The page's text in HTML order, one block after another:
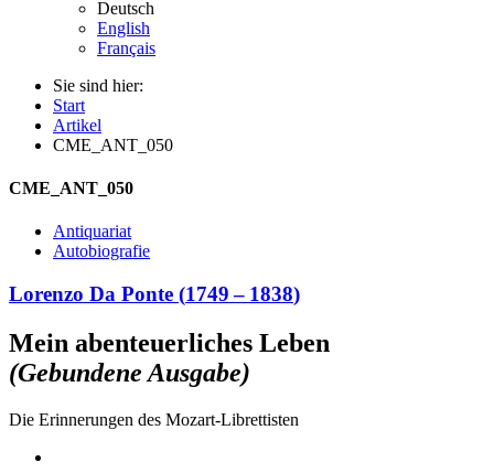
Deutsch
English
Français
Sie sind hier:
Start
Artikel
CME_ANT_050
CME_ANT_050
Antiquariat
Autobiografie
Lorenzo Da Ponte (1749– 1838)
Mein abenteuerliches Leben
(Gebundene Ausgabe)
Die Erinnerungen des Mozart-Librettisten